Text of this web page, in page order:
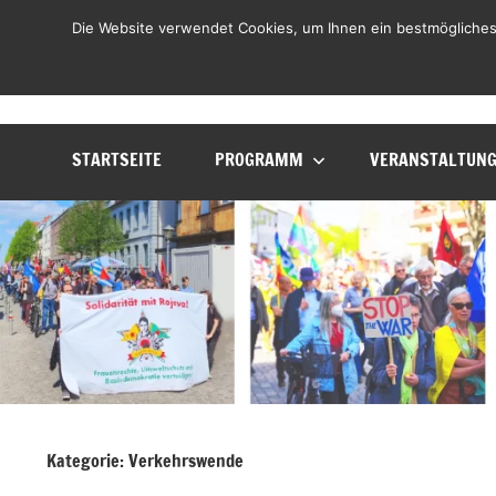
LiLO
Liste
STARTSEITE PROGRAMM
Kategorie:Verkehrswende
Die Website verwendet Cookies, um Ihnen ein